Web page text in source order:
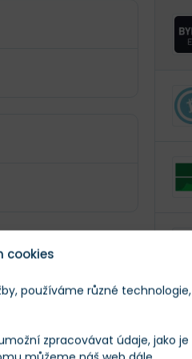
cookies
používáme různé technologie,
zpracovávat údaje, jako je